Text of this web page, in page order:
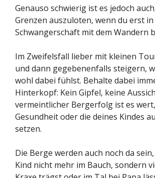
Genauso schwierig ist es jedoch
Grenzen auszuloten, wenn du erst
Schwangerschaft mit dem Wandern
Im Zweifelsfall lieber mit kleinen
und dann gegebenenfalls steigern,
wohl dabei fühlst. Behalte dabei
Hinterkopf: Kein Gipfel, keine
vermeintlicher Bergerfolg ist es
Gesundheit oder die deines Kindes
setzen.
Die Berge werden auch noch da
Kind nicht mehr im Bauch, sondern